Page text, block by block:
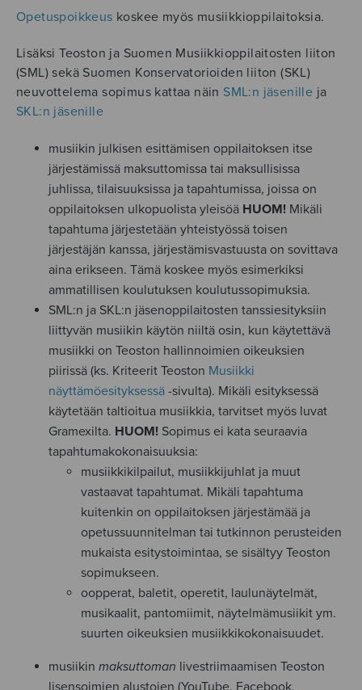
Opetuspoikkeus koskee myös musiikkioppilaitoksia.
Lisäksi Teoston ja Suomen Musiikkioppilaitosten liiton
(SML) sekä Suomen Konservatorioiden liiton (SKL)
neuvottelema sopimus kattaa näin SML:n jäsenille ja
SKL:n jäsenille
musiikin julkisen esittämisen oppilaitoksen itse
järjestämissä maksuttomissa tai maksullisissa
juhlissa, tilaisuuksissa ja tapahtumissa, joissa on
oppilaitoksen ulkopuolista yleisöä HUOM! Mikäli
tapahtuma järjestetään yhteistyössä toisen
järjestäjän kanssa, järjestämisvastuusta on sovittava
aina erikseen. Tämä koskee myös esimerkiksi
ammatillisen koulutuksen koulutussopimuksia.
SML:n ja SKL:n jäsenoppilaitosten tanssiesityksiin
liittyvän musiikin käytön niiltä osin, kun käytettävä
musiikki on Teoston hallinnoimien oikeuksien
piirissä (ks. Kriteerit Teoston Musiikki
näyttämöesityksessä -sivulta). Mikäli esityksessä
käytetään taltioitua musiikkia, tarvitset myös luvat
Gramexilta. HUOM! Sopimus ei kata seuraavia
tapahtumakokonaisuuksia:
musiikkikilpailut, musiikkijuhlat ja muut
vastaavat tapahtumat. Mikäli tapahtuma
kuitenkin on oppilaitoksen järjestämää ja
opetussuunnitelman tai tutkinnon perusteiden
mukaista esitystoimintaa, se sisältyy Teoston
sopimukseen.
oopperat, baletit, operetit, laulunäytelmät,
musikaalit, pantomiimit, näytelmämusiikit ym.
suurten oikeuksien musiikkikokonaisuudet.
musiikin maksuttoman livestriimaamisen Teoston
lisensoimien alustojen (YouTube, Facebook,